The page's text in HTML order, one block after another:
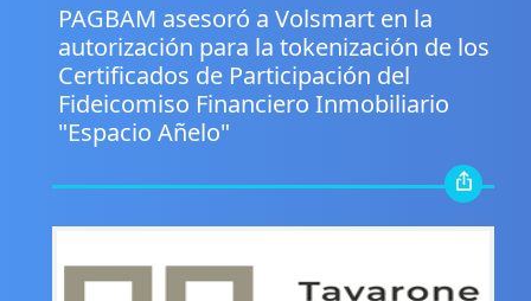
PAGBAM asesoró a Volsmart en la
autorización para la tokenización de los
Certificados de Participación del
Fideicomiso Financiero Inmobiliario
"Espacio Añelo"